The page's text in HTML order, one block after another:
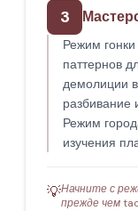
3
Режим
паттернов
демолиции
разбивание
Режим
изучения
💡Начните с
прежде чем